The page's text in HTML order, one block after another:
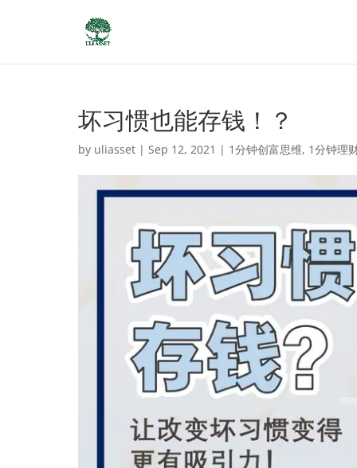
坏习惯也能存钱！？
by uliasset | Sep 12, 2021 | 1分钟创富思维, 1分钟理